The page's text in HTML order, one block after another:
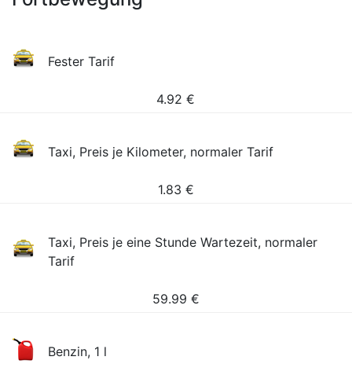
Fester Tarif
4.92 €
Taxi, Preis je Kilometer, normaler Tarif
1.83 €
Taxi, Preis je eine Stunde Wartezeit, normaler
Tarif
59.99 €
Benzin, 1 l